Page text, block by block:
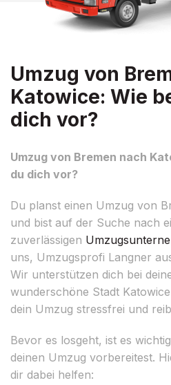
Umzug von
Katowice: Wie
dich vor?
Umzug von Bremen nach
du dich vor?
Du planst einen Umzug von
und bist auf der Suche nach
zuverlässigen
uns, Umzugsprofi Langner
Wir unterstützen dich bei
wunderschöne Stadt
dein Umzug stressfrei und
Bevor es losgeht, ist es
deinen Umzug vorbereitest.
dir dabei helfen: